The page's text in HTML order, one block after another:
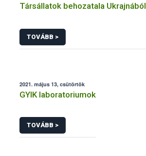
Társállatok behozatala Ukrajnából
TOVÁBB >
2021. május 13, csütörtök
GYIK laboratoriumok
TOVÁBB >